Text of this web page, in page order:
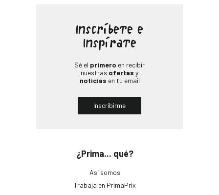
¿Prima... qué?
Así somos
Trabaja en PrimaPrix
Inscríbete e
Inspírate
Sé el primero en recibir
nuestras ofertas y
noticias en tu email
Inscribirme